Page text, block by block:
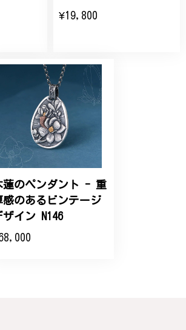
祝いに、母へのプレゼント用に購入さ
した。実際に目にすると 華美すぎず
で、イメージ以上にとても素敵な1点
【オーダーメイド】オリジナルリング
2025/06/16
ーの細かい調整に何度も対応していた
うございました。
2024/11/20
りのサイズ直しも料金に含まれてお
¥19,800
蓮のペンダント - 重
感のあるビンテージ
ザイン N146